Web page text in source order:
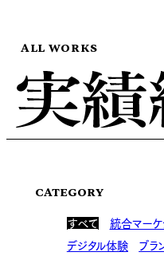
ALL WORKS
CATEGORY
すべて
統合マーケ
デジタル体験
ブラ